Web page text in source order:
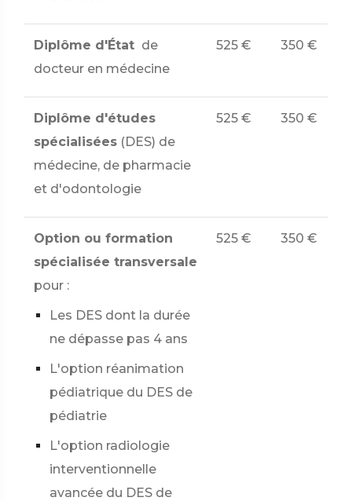
Diplôme d'État de
docteur en médecine
525 € 350 €
Diplôme d'études
spécialisées (DES) de
médecine, de pharmacie
et d'odontologie
525 € 350 €
Option ou formation
spécialisée transversale
pour :
Les DES dont la durée
ne dépasse pas 4 ans
L'option réanimation
pédiatrique du DES de
pédiatrie
L'option radiologie
interventionnelle
avancée du DES de
525 € 350 €